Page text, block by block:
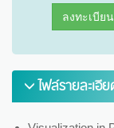
ลงทะเบีย
ไฟล์รายละเอี